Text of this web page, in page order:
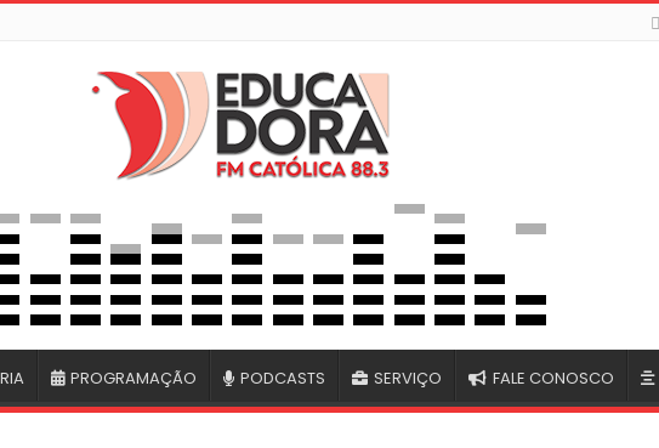
PROGRAMAÇÃO PODCASTS SERVIÇO FALE CONOSCO